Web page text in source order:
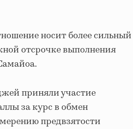
носит более сильный
отсрочке выполнения
приняли участие
за курс в обмен
предвзятости